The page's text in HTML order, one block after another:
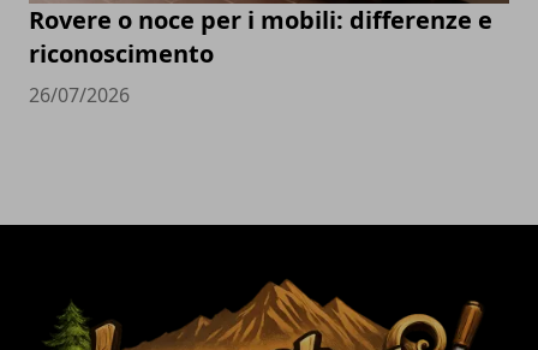
Rovere o noce per i mobili: differenze e
riconoscimento
26/07/2026